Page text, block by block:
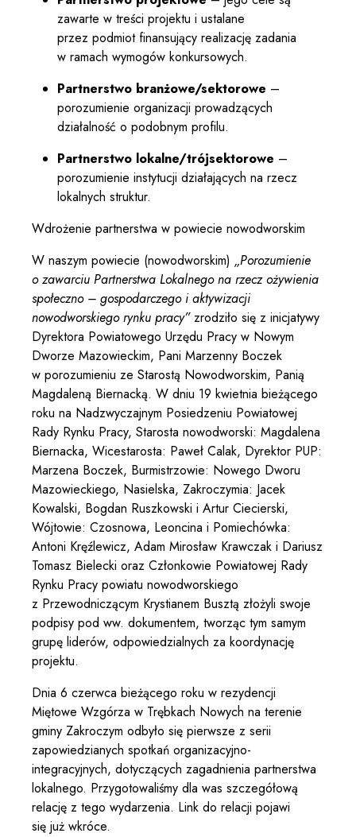
zawarte w treści projektu i ustalane
przez podmiot finansujący realizację zadania
w ramach wymogów konkursowych.
Partnerstwo branżowe/sektorowe –
porozumienie organizacji prowadzących
działalność o podobnym profilu.
Partnerstwo lokalne/trójsektorowe –
porozumienie instytucji działających na rzecz
lokalnych struktur.
Wdrożenie partnerstwa w powiecie nowodworskim
W naszym powiecie (nowodworskim) „Porozumienie
o zawarciu Partnerstwa Lokalnego na rzecz ożywienia
społeczno – gospodarczego i aktywizacji
nowodworskiego rynku pracy”zrodziło się z inicjatywy
Dyrektora Powiatowego Urzędu Pracy w Nowym
Dworze Mazowieckim, Pani Marzenny Boczek
w porozumieniu ze Starostą Nowodworskim, Panią
Magdaleną Biernacką. W dniu 19 kwietnia bieżącego
roku na Nadzwyczajnym Posiedzeniu Powiatowej
Rady Rynku Pracy, Starosta nowodworski: Magdalena
Biernacka, Wicestarosta: Paweł Calak, Dyrektor PUP:
Marzena Boczek, Burmistrzowie: Nowego Dworu
Mazowieckiego, Nasielska, Zakroczymia: Jacek
Kowalski, Bogdan Ruszkowski i Artur Ciecierski,
Wójtowie: Czosnowa, Leoncina i Pomiechówka:
Antoni Kręźlewicz, Adam Mirosław Krawczak i Dariusz
Tomasz Bielecki oraz Członkowie Powiatowej Rady
Rynku Pracy powiatu nowodworskiego
z Przewodniczącym Krystianem Busztą złożyli swoje
podpisy pod ww. dokumentem, tworząc tym samym
grupę liderów, odpowiedzialnych za koordynację
projektu.
Dnia 6 czerwca bieżącego roku w rezydencji
Miętowe Wzgórza w Trębkach Nowych na terenie
gminy Zakroczym odbyło się pierwsze z serii
zapowiedzianych spotkań organizacyjno-
integracyjnych, dotyczących zagadnienia partnerstwa
lokalnego. Przygotowaliśmy dla was szczegółową
relację z tego wydarzenia. Link do relacji pojawi
się już wkróce.